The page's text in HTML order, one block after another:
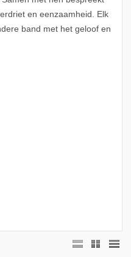
en eenzaamheid. Elk
band met het geloof en